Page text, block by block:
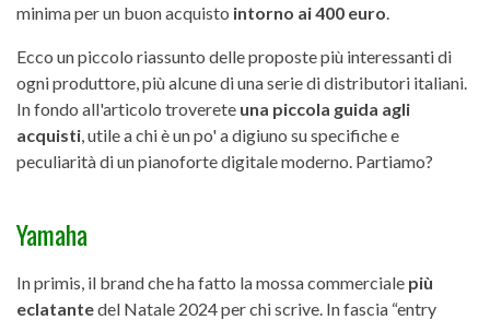
minima per un buon acquisto intorno ai 400 euro
Ecco un piccolo riassunto delle proposte più interessanti di
ogni produttore, più alcune di una serie di distributori italiani.
In fondo all'articolo troverete una piccola guida agli
acquisti , utile a chi è un po' a digiuno su specifiche e
peculiarità di un pianoforte digitale moderno. Partiamo?
Yamaha
In primis, il brand che ha fatto la mossa commerciale più
eclatantedel Natale 2024 per chi scrive. In fascia “entry